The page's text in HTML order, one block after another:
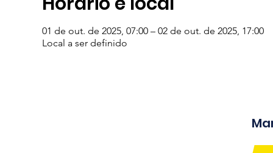
01 de out. de 2025, 07:00 – 02 de out. de 2025, 17:00
Local a ser definido